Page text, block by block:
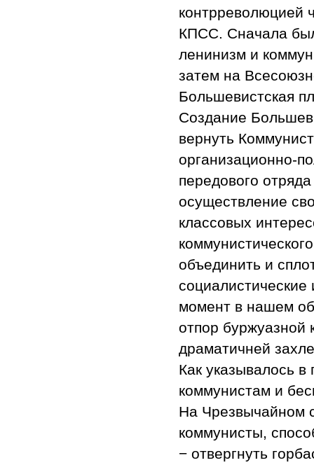
контрреволюцией
КПСС. Сначала
ленинизм и
затем на
Большевистская
Создание
вернуть
организационно-
передового
осуществление
классовых
объединить и
момент в нашем
отпор буржуазной
драматичней
Как указывалось
коммунистам и
На Чрезвычайном
коммунисты,
− отвергнуть